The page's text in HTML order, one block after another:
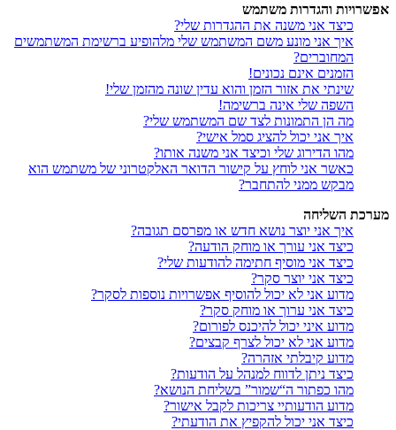
אפשרויות והגדרות משתמש
כיצד אני משנה את ההגדרות שלי?
איך אני מונע משם המשתמש שלי מלהופיע ברשימת המשתמשים
המחוברים?
הזמנים אינם נכונים!
שינתי את אזור הזמן והוא עדין שונה מהזמן שלי!
השפה שלי אינה ברשימה!
מה הן התמונות לצד שם המשתמש שלי?
איך אני יכול להציג סמל אישי?
מהו הדירוג שלי וכיצד אני משנה אותו?
כאשר אני לוחץ על קישור הדואר האלקטרוני של משתמש הוא
מבקש ממני להתחבר?
מערכת השליחה
איך אני יוצר נושא חדש או מפרסם תגובה?
כיצד אני עורך או מוחק הודעה?
כיצד אני מוסיף חתימה להודעות שלי?
כיצד אני יוצר סקר?
מדוע אני לא יכול להוסיף אפשרויות נוספות לסקר?
כיצד אני ערוך או מוחק סקר?
מדוע איני יכול להיכנס לפורום?
מדוע אני לא יכול לצרף קבצים?
מדוע קיבלתי אזהרה?
כיצד ניתן לדווח למנהל על הודעות?
מהו כפתור ה“שמור” בשליחת הנושא?
מדוע הודעותיי צריכות לקבל אישור?
כיצד אני יכול להקפיץ את הודעתי?